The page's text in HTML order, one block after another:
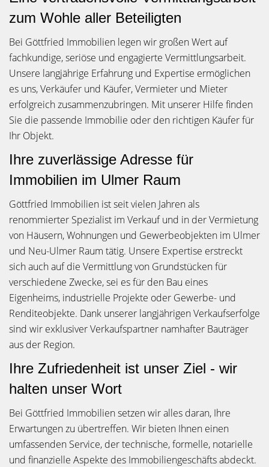
zum Wohle aller Beteiligten
Bei Göttfried Immobilien legen wir großen Wert auf
fachkundige, seriöse und engagierte Vermittlungsarbeit.
Unsere langjährige Erfahrung und Expertise ermöglichen
es uns, Verkäufer und Käufer, Vermieter und Mieter
erfolgreich zusammenzubringen. Mit unserer Hilfe finden
Sie die passende Immobilie oder den richtigen Käufer für
Ihr Objekt.
Ihre zuverlässige Adresse für
Immobilien im Ulmer Raum
Göttfried Immobilien ist seit vielen Jahren als
renommierter Spezialist im Verkauf und in der Vermietung
von Häusern, Wohnungen und Gewerbeobjekten im Ulmer
und Neu-Ulmer Raum tätig. Unsere Expertise erstreckt
sich auch auf die Vermittlung von Grundstücken für
verschiedene Zwecke, sei es für den Bau eines
Eigenheims, industrielle Projekte oder Gewerbe- und
Renditeobjekte. Dank unserer langjährigen Verkaufserfolge
sind wir exklusiver Verkaufspartner namhafter Bauträger
aus der Region.
Ihre Zufriedenheit ist unser Ziel - wir
halten unser Wort
Bei Göttfried Immobilien setzen wir alles daran, Ihre
Erwartungen zu übertreffen. Wir bieten Ihnen einen
umfassenden Service, der technische, formelle, notarielle
und finanzielle Aspekte des Immobiliengeschäfts abdeckt.